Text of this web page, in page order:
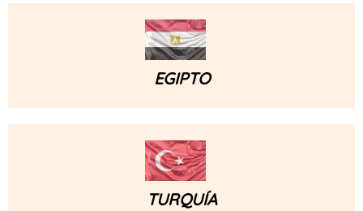
EGIPTO
TURQUÍA